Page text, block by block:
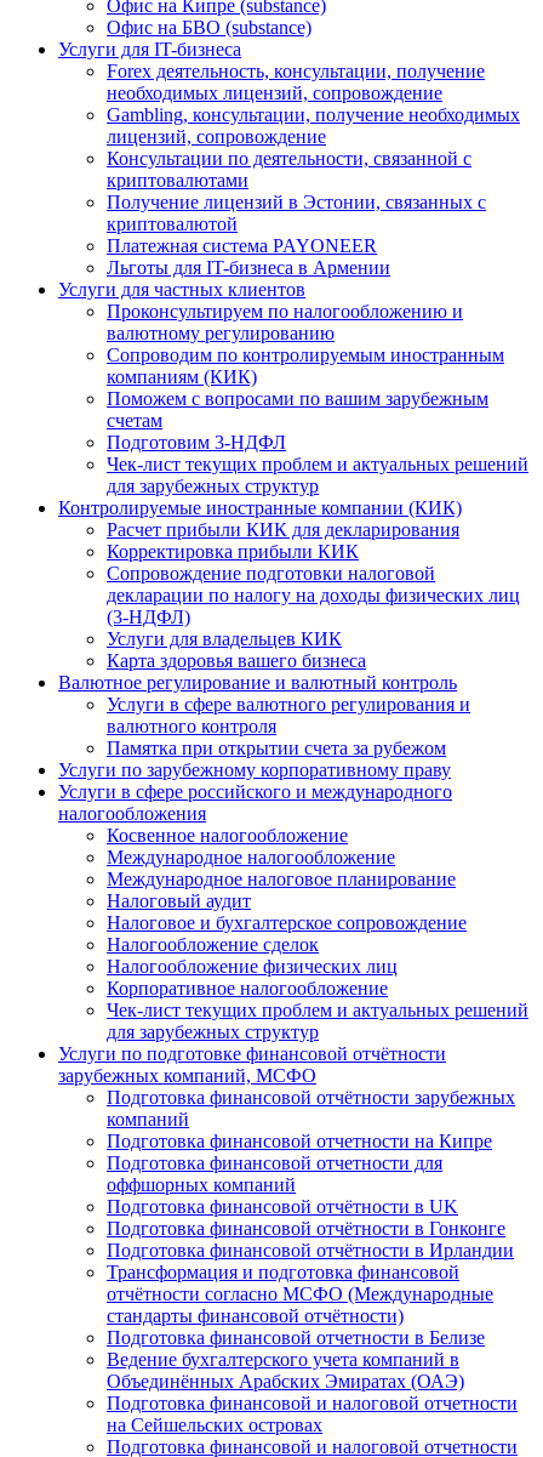
Офис на Кипре (substance)
Офис на БВО (substance)
Услуги для IT-бизнеса
Forex деятельность, консультации, получение
необходимых лицензий, сопровождение
Gambling, консультации, получение необходимых
лицензий, сопровождение
Консультации по деятельности, связанной с
криптовалютами
Получение лицензий в Эстонии, связанных с
криптовалютой
Платежная система PAYONEER
Льготы для IT-бизнеса в Армении
Услуги для частных клиентов
Проконсультируем по налогообложению и
валютному регулированию
Сопроводим по контролируемым иностранным
компаниям (КИК)
Поможем с вопросами по вашим зарубежным
счетам
Подготовим 3-НДФЛ
Чек-лист текущих проблем и актуальных решений
для зарубежных структур
Контролируемые иностранные компании (КИК)
Расчет прибыли КИК для декларирования
Корректировка прибыли КИК
Сопровождение подготовки налоговой
декларации по налогу на доходы физических лиц
(3-НДФЛ)
Услуги для владельцев КИК
Карта здоровья вашего бизнеса
Валютное регулирование и валютный контроль
Услуги в сфере валютного регулирования и
валютного контроля
Памятка при открытии счета за рубежом
Услуги по зарубежному корпоративному праву
Услуги в сфере российского и международного
налогообложения
Косвенное налогообложение
Международное налогообложение
Международное налоговое планирование
Налоговый аудит
Налоговое и бухгалтерское сопровождение
Налогообложение сделок
Налогообложение физических лиц
Корпоративное налогообложение
Чек-лист текущих проблем и актуальных решений
для зарубежных структур
Услуги по подготовке финансовой отчётности
зарубежных компаний, МСФО
Подготовка финансовой отчётности зарубежных
компаний
Подготовка финансовой отчетности на Кипре
Подготовка финансовой отчетности для
оффшорных компаний
Подготовка финансовой отчётности в UK
Подготовка финансовой отчётности в Гонконге
Подготовка финансовой отчётности в Ирландии
Трансформация и подготовка финансовой
отчётности согласно МСФО (Международные
стандарты финансовой отчётности)
Подготовка финансовой отчетности в Белизе
Ведение бухгалтерского учета компаний в
Объединённых Арабских Эмиратах (ОАЭ)
Подготовка финансовой и налоговой отчетности
на Сейшельских островах
Подготовка финансовой и налоговой отчетности